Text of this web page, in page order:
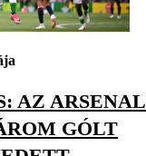
AZ ARSENAL
GÓLT